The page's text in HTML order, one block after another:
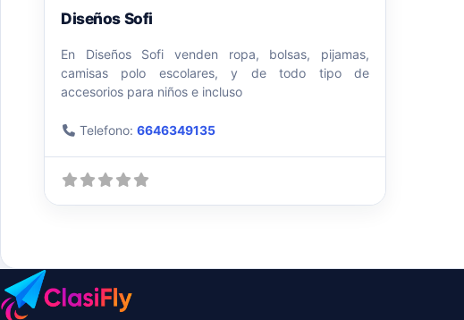
Diseños Sofi
En Diseños Sofi venden ropa, bolsas, pijamas,
camisas polo escolares, y de todo tipo de
accesorios para niños e incluso
Telefono:6646349135